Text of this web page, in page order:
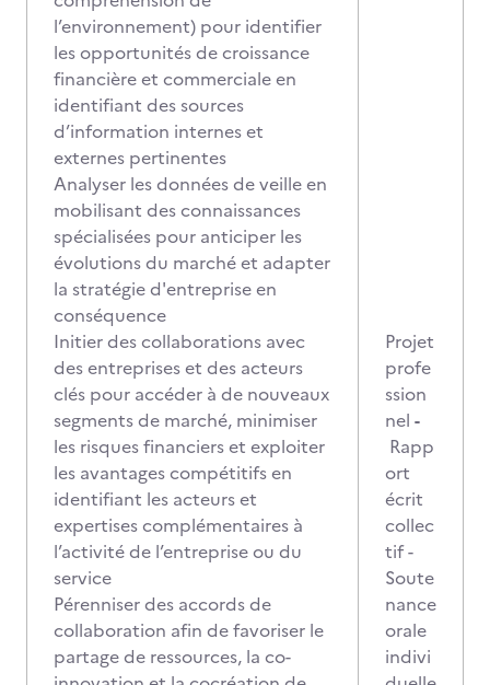
l’environnement) pour identifier
les opportunités de croissance
financière et commerciale en
identifiant des sources
d’information internes et
externes pertinentes
Analyser les données de veille en
mobilisant des connaissances
spécialisées pour anticiper les
évolutions du marché et adapter
la stratégie d'entreprise en
conséquence
Initier des collaborations avec
des entreprises et des acteurs
clés pour accéder à de nouveaux
segments de marché, minimiser
les risques financiers et exploiter
les avantages compétitifs en
identifiant les acteurs et
expertises complémentaires à
l’activité de l’entreprise ou du
service
Pérenniser des accords de
collaboration afin de favoriser le
partage de ressources, la co-
Projet
profe
ssion
nel -
Rapp
ort
écrit
collec
tif -
Soute
nance
orale
indivi